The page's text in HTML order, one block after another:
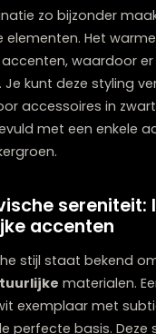
je compleet met
zoals vintage
grote industriële
direct sfeer
verlichting
zo bijzonder
elementen. Het
accenten,